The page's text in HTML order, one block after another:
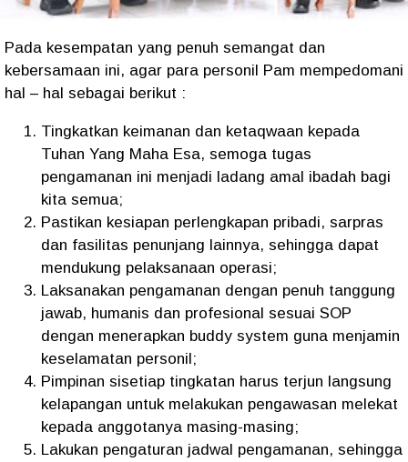
Pada kesempatan yang penuh semangat dan
kebersamaan ini, agar para personil Pam mempedomani
hal – hal sebagai berikut :
Tingkatkan keimanan dan ketaqwaan kepada
Tuhan Yang Maha Esa, semoga tugas
pengamanan ini menjadi ladang amal ibadah bagi
kita semua;
Pastikan kesiapan perlengkapan pribadi, sarpras
dan fasilitas penunjang lainnya, sehingga dapat
mendukung pelaksanaan operasi;
Laksanakan pengamanan dengan penuh tanggung
jawab, humanis dan profesional sesuai SOP
dengan menerapkan buddy system guna menjamin
keselamatan personil;
Pimpinan sisetiap tingkatan harus terjun langsung
kelapangan untuk melakukan pengawasan melekat
kepada anggotanya masing-masing;
Lakukan pengaturan jadwal pengamanan, sehingga